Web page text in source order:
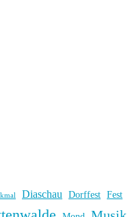
Diaschau Dorffest Fest